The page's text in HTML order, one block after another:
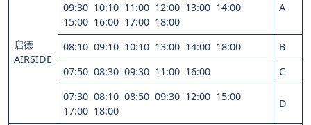
启德
AIRSIDE
09:30 10:10 11:00 12:00 13:00 14:00
15:00 16:00 17:00 18:00
A
08:10 09:10 10:10 13:00 14:00 18:00
B
07:50 08:30 09:30 11:00 16:00
C
07:30 08:10 08:50 09:30 12:00 15:00
17:00 18:00
D